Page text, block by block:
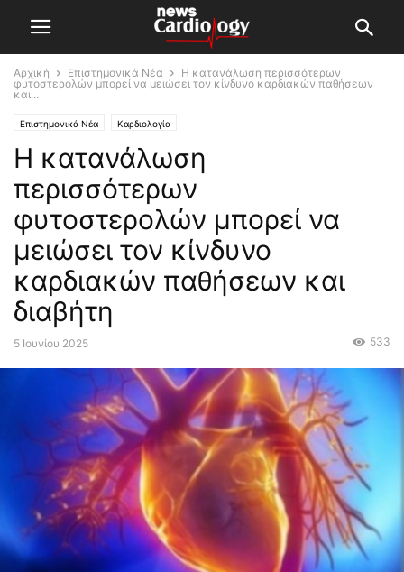
Αρχική Επιστημονικά Νέα
Η κατανάλωση περισσότερων
φυτοστερολών μπορεί να μειώσει τον κίνδυνο καρδιακών παθήσεων
και...
Επιστημονικά Νέα Καρδιολογία
Η κατανάλωση
περισσότερων
φυτοστερολών μπορεί να
μειώσει τον κίνδυνο
καρδιακών παθήσεων και
διαβήτη
5 Ιουνίου 2025 533